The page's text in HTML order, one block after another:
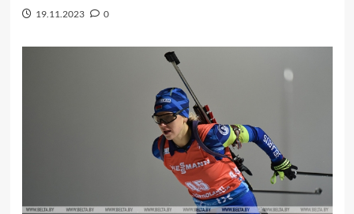
19.11.2023 0